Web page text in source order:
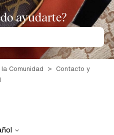
ayudarte?
Comunidad
Contacto y